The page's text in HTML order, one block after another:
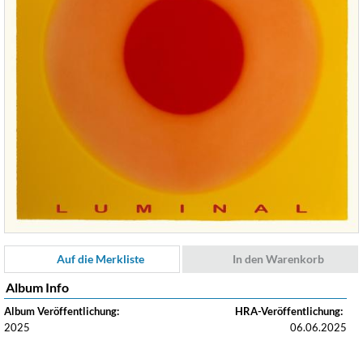
Auf die Merkliste In den Warenkorb
Album Info
Album Veröffentlichung:
2025
HRA-Veröffentlichung:
06.06.2025